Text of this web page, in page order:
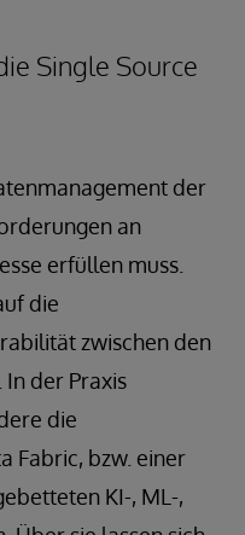
Single Source
der
an
erfüllen muss.
die
zwischen den
der Praxis
die
Fabric, bzw. einer
KI-, ML-,